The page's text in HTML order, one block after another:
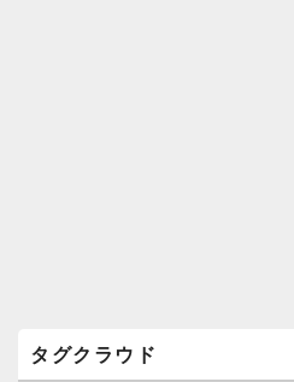
タグクラウド